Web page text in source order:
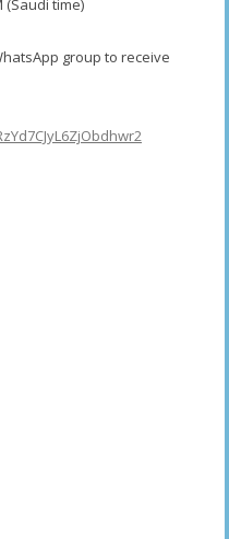
(Saudi time)
group to receive